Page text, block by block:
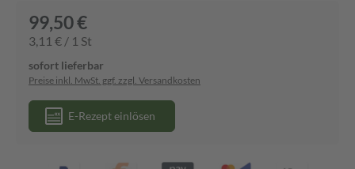
99,50 €
3,11 € / 1 St
sofort lieferbar
Preise inkl. MwSt. ggf. zzgl. Versandkosten
E-Rezept einlösen